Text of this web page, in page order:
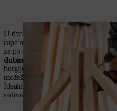
U dve letve za okvir dužine 180
rupa na razmaku od 43 centimetra.
za po 4 centimetra odmaknuta od
dubine od 2,7 centimetara
burgiju za drvo. U poslednjem
možeš jednostavno
označiti
Idealne rezultate postići ćeš ako
radnom stolu. Jednu letvu ostavi